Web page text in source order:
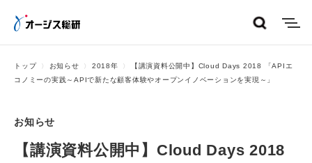
トップ お知らせ 2018年
【講演資料公開中】Cloud Days 2018 「APIエ
コノミーの実践～APIで新たな顧客体験やオープンイノベーションを実現～」
お知らせ
【講演資料公開中】Cloud Days 2018